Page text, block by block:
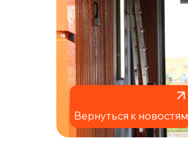
Вернуться к новостям